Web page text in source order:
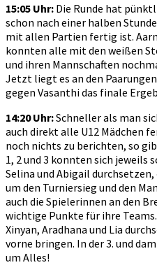
15:05 Uhr: Die Runde hat
schon nach einer halben
mit allen Partien fertig ist.
konnten alle mit den weißen
und ihren Mannschaften
Jetzt liegt es an den
gegen Vasanthi das finale
14:20 Uhr:Schneller als man
auch direkt alle U12 Mädchen
noch nichts zu berichten, so
1, 2 und 3 konnten sich jeweils
Selina und Abigail
um den Turniersieg und den
auch die Spielerinnen an den
wichtige Punkte für ihre
Xinyan, Aradhana und Lia
vorne bringen. In der 3. und
um Alles!